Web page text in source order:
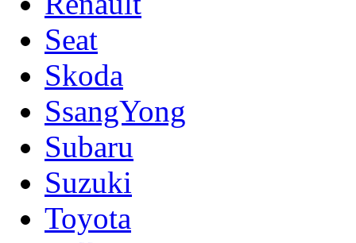
Seat
Skoda
SsangYong
Subaru
Suzuki
Toyota